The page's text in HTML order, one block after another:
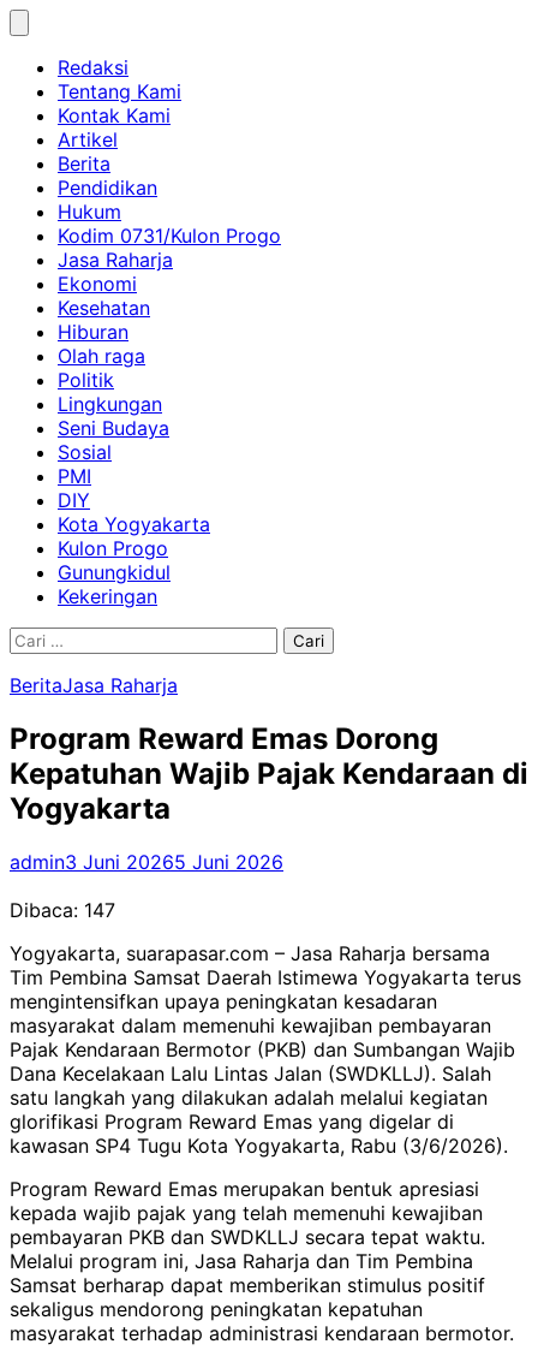
Skip
contentRedaksi
Tentang Kami
Kontak Kami
Artikel
Berita
Pendidikan
Hukum
Kodim 0731/Kulon Progo
Jasa Raharja
Ekonomi
Kesehatan
Hiburan
Olah raga
Politik
Lingkungan
Seni Budaya
Sosial
PMI
DIY
Kota Yogyakarta
Kulon Progo
Gunungkidul
Kekeringan
Cari
BeritaJasa Raharja
Program Reward Emas Dorong
Kepatuhan Wajib Pajak Kendaraan di
Yogyakarta
admin3 Juni 20265 Juni 2026
Dibaca: 147
Yogyakarta, suarapasar.com – Jasa Raharja bersama
Tim Pembina Samsat Daerah Istimewa Yogyakarta terus
mengintensifkan upaya peningkatan kesadaran
masyarakat dalam memenuhi kewajiban pembayaran
Pajak Kendaraan Bermotor (PKB) dan Sumbangan Wajib
Dana Kecelakaan Lalu Lintas Jalan (SWDKLLJ). Salah
satu langkah yang dilakukan adalah melalui kegiatan
glorifikasi Program Reward Emas yang digelar di
kawasan SP4 Tugu Kota Yogyakarta, Rabu (3/6/2026).
Program Reward Emas merupakan bentuk apresiasi
kepada wajib pajak yang telah memenuhi kewajiban
pembayaran PKB dan SWDKLLJ secara tepat waktu.
Melalui program ini, Jasa Raharja dan Tim Pembina
Samsat berharap dapat memberikan stimulus positif
sekaligus mendorong peningkatan kepatuhan
masyarakat terhadap administrasi kendaraan bermotor.